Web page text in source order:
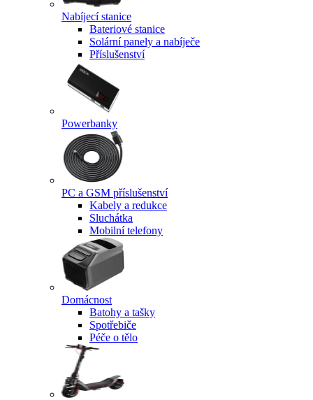
Nabíjecí stanice
Bateriové stanice
Solární panely a nabíječe
Příslušenství
Powerbanky
PC a GSM příslušenství
Kabely a redukce
Sluchátka
Mobilní telefony
Domácnost
Batohy a tašky
Spotřebiče
Péče o tělo